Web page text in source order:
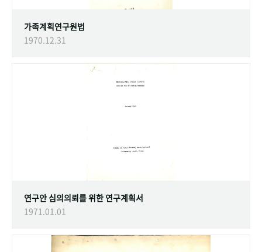
가족계획연구원법
1970.12.31
연구안 심의의뢰를 위한 연구계획서
1971.01.01